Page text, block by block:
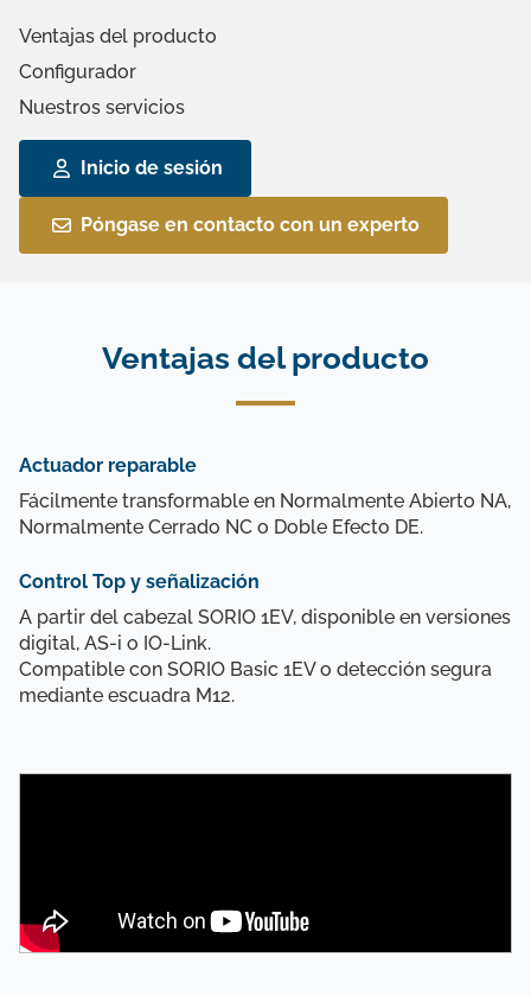
Ventajas del producto
Configurador
Nuestros servicios
Inicio de sesión
Póngase en contacto con un experto
Ventajas del producto
Actuador reparable
Fácilmente transformable en Normalmente Abierto NA,
Normalmente Cerrado NC o Doble Efecto DE.
Control Top y señalización
A partir del cabezal SORIO 1EV, disponible en versiones
digital, AS-i o IO-Link.
Compatible con SORIO Basic 1EV o detección segura
mediante escuadra M12.